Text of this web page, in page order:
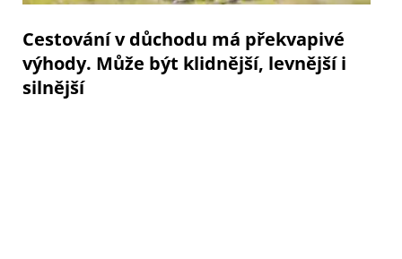
Cestování v důchodu má překvapivé
výhody. Může být klidnější, levnější i
silnější